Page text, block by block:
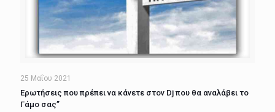
25 Μαΐου 2021
Ερωτήσεις που πρέπει να κάνετε στον Dj που θα αναλάβει το
Γάμο σας”